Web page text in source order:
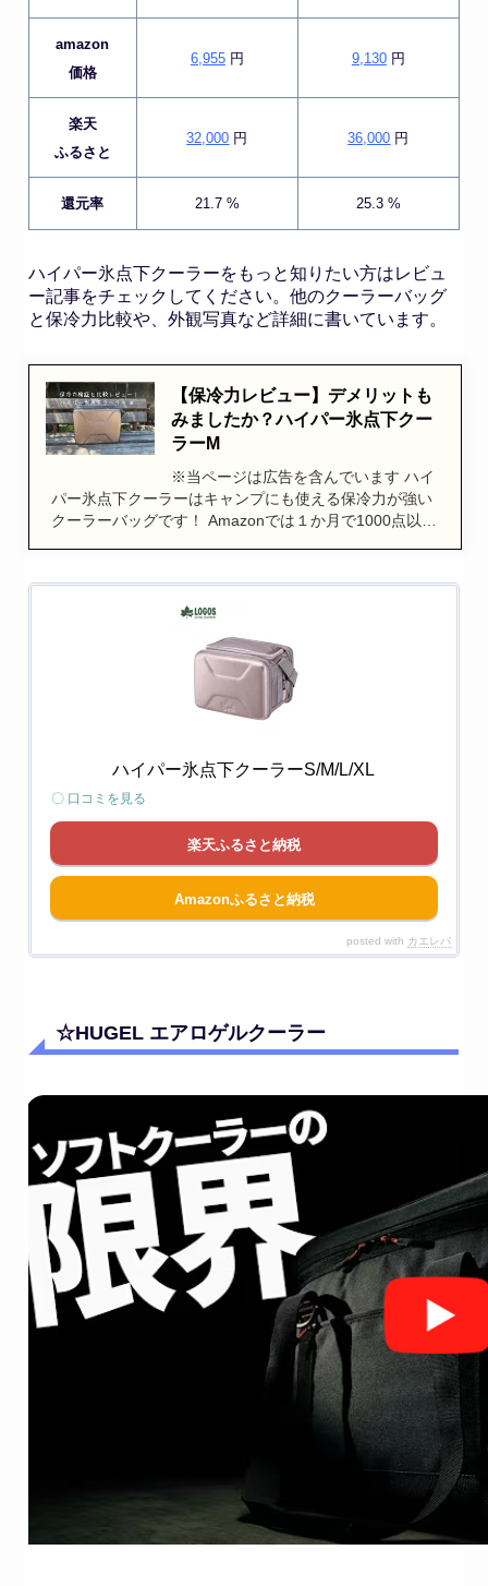
amazon
価格
6,955円 9,130円
楽天
ふるさと
32,000 円 36,000 円
還元率 21.7 % 25.3 %
ハイパー氷点下クーラーをもっと知りたい方はレビュ
ー記事をチェックしてください。他のクーラーバッグ
と保冷力比較や、外観写真など詳細に書いています。
【保冷力レビュー】デメリットも
みましたか？ハイパー氷点下クー
ラーM
※当ページは広告を含んでいます ハイ
パー氷点下クーラーはキャンプにも使える保冷力が強い
クーラーバッグです！ Amazonでは１か月で1000点以…
ハイパー氷点下クーラーS/M/L/XL
posted with カエレバ
〇 口コミを見る
楽天ふるさと納税
Amazonふるさと納税
☆HUGEL エアロゲルクーラー